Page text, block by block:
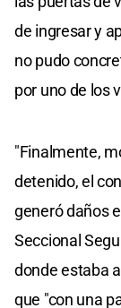
de ingresar y
no pudo
por uno de los
"Finalmente,
detenido, el
generó daños
Seccional
donde estaba
que "con una